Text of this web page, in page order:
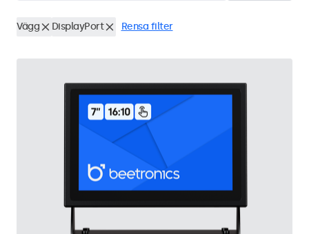
Vägg DisplayPort Rensa filter